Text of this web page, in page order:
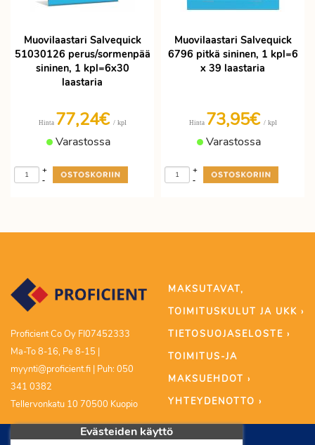
Muovilaastari Salvequick
51030126 perus/sormenpää
sininen, 1 kpl=6x30
laastaria
Hinta 77,24€ / kpl
Varastossa
-
+
Muovilaastari Salvequick
6796 pitkä sininen, 1 kpl=6
x 39 laastaria
Hinta 73,95€ / kpl
Varastossa
-
+
Proficient Co Oy FI07452333
Ma-To 8-16, Pe 8-15 |
myynti@proficient.fi | Puh: 050
341 0382
Tellervonkatu 10 70500 Kuopio
MAKSUTAVAT,
TOIMITUSKULUT JA UKK ›
TIETOSUOJASELOSTE ›
TOIMITUS-JA
MAKSUEHDOT ›
YHTEYDENOTTO ›
Evästeiden käyttö